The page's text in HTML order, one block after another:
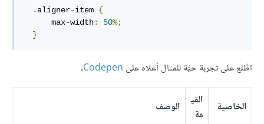
. aligner-item {
      max
-width: 50%;
}
اطَّلع على تجربة حيَّة للمثال أعلاه على Codepen
.
الخاصية
القي
مة
الوصف